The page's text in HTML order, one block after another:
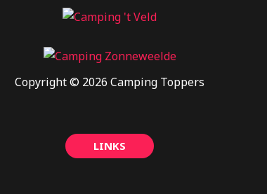
Copyright © 2026 Camping Toppers
LINKS